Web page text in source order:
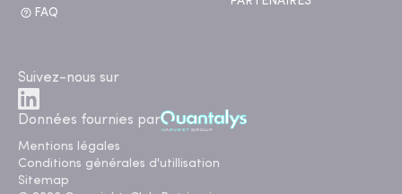
FAQ
Suivez-nous sur
Données fournies par
Mentions légales
Conditions générales d'utillisation
Sitemap